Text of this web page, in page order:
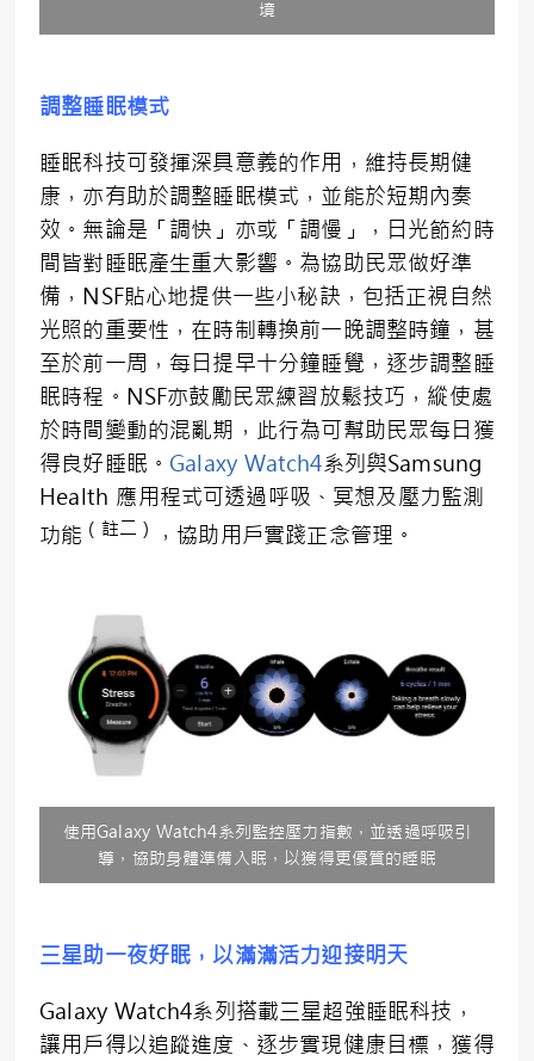
境
調整睡眠模式
睡眠科技可發揮深具意義的作用，維持長期健
康，亦有助於調整睡眠模式，並能於短期內奏
效。無論是「調快」亦或「調慢」，日光節約時
間皆對睡眠產生重大影響。為協助民眾做好準
備，NSF貼心地提供一些小秘訣，包括正視自然
光照的重要性，在時制轉換前一晚調整時鐘，甚
至於前一周，每日提早十分鐘睡覺，逐步調整睡
眠時程。NSF亦鼓勵民眾練習放鬆技巧，縱使處
於時間變動的混亂期，此行為可幫助民眾每日獲
得良好睡眠。 Galaxy Watch4系列與Samsung
Health 應用程式可透過呼吸、冥想及壓力監測
功能 （註二） ，協助用戶實踐正念管理。
使用Galaxy Watch4系列監控壓力指數，並透過呼吸引
導，協助身體準備入眠，以獲得更優質的睡眠
三星助一夜好眠，以滿滿活力迎接明天
Galaxy Watch4系列搭載三星超強睡眠科技，
讓用戶得以追蹤進度、逐步實現健康目標，獲得